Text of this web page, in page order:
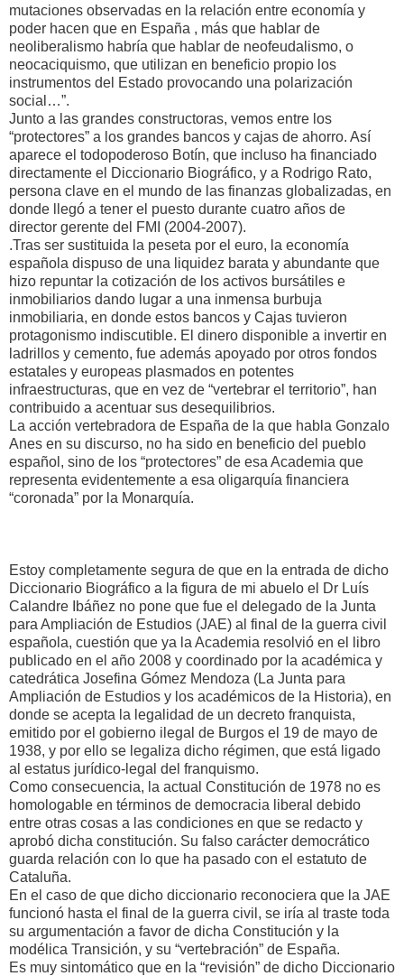
mutaciones observadas en la relación entre economía y
poder hacen que en España , más que hablar de
neoliberalismo habría que hablar de neofeudalismo, o
neocaciquismo, que utilizan en beneficio propio los
instrumentos del Estado provocando una polarización
social…”.
Junto a las grandes constructoras, vemos entre los
“protectores” a los grandes bancos y cajas de ahorro. Así
aparece el todopoderoso Botín, que incluso ha financiado
directamente el Diccionario Biográfico, y a Rodrigo Rato,
persona clave en el mundo de las finanzas globalizadas, en
donde llegó a tener el puesto durante cuatro años de
director gerente del FMI (2004-2007).
.Tras ser sustituida la peseta por el euro, la economía
española dispuso de una liquidez barata y abundante que
hizo repuntar la cotización de los activos bursátiles e
inmobiliarios dando lugar a una inmensa burbuja
inmobiliaria, en donde estos bancos y Cajas tuvieron
protagonismo indiscutible. El dinero disponible a invertir en
ladrillos y cemento, fue además apoyado por otros fondos
estatales y europeas plasmados en potentes
infraestructuras, que en vez de “vertebrar el territorio”, han
contribuido a acentuar sus desequilibrios.
La acción vertebradora de España de la que habla Gonzalo
Anes en su discurso, no ha sido en beneficio del pueblo
español, sino de los “protectores” de esa Academia que
representa evidentemente a esa oligarquía financiera
“coronada” por la Monarquía.
Estoy completamente segura de que en la entrada de dicho
Diccionario Biográfico a la figura de mi abuelo el Dr Luís
Calandre Ibáñez no pone que fue el delegado de la Junta
para Ampliación de Estudios (JAE) al final de la guerra civil
española, cuestión que ya la Academia resolvió en el libro
publicado en el año 2008 y coordinado por la académica y
catedrática Josefina Gómez Mendoza (La Junta para
Ampliación de Estudios y los académicos de la Historia), en
donde se acepta la legalidad de un decreto franquista,
emitido por el gobierno ilegal de Burgos el 19 de mayo de
1938, y por ello se legaliza dicho régimen, que está ligado
al estatus jurídico-legal del franquismo.
Como consecuencia, la actual Constitución de 1978 no es
homologable en términos de democracia liberal debido
entre otras cosas a las condiciones en que se redacto y
aprobó dicha constitución. Su falso carácter democrático
guarda relación con lo que ha pasado con el estatuto de
Cataluña.
En el caso de que dicho diccionario reconociera que la JAE
funcionó hasta el final de la guerra civil, se iría al traste toda
su argumentación a favor de dicha Constitución y la
modélica Transición, y su “vertebración” de España.
Es muy sintomático que en la “revisión” de dicho Diccionario